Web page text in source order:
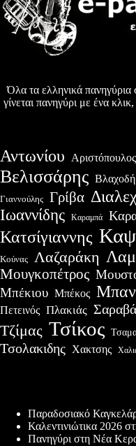
Όλα τα ελληνικά πανηγύρια
γίνεται πανηγύρι με ένα
Αντωνίου Αριστόπουλος
Βελισσάρης
Γιαννούλης Γρίβα
Ιωαννίδης Καραμπά
Κατσίγιαννης
Κούνας Λαζαράκη
Μουγκοπέτρος
Μπέκιου Μπέκος
Πετεινός Πλακιάς
Τζίμας Τσίκος
Τσολακιδης Χακτσης
Παραδοσιακό
Καλεντινιώτικα 2026
Πανηγύρι στη Νέα